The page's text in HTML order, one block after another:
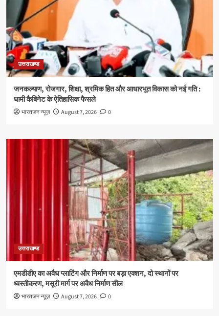
उत्तराखण्ड
जनकल्याण, रोजगार, शिक्षा, श्रमिक हित और आधारभूत विकास को नई गति :
धामी कैबिनेट के ऐतिहासिक फैसले
भारतजन न्यूज़ August 7, 2026 0
उत्तराखण्ड
एमडीडीए का अवैध प्लाटिंग और निर्माण पर बड़ा एक्शन, दो स्थानों पर
ध्वस्तीकरण, मसूरी मार्ग पर अवैध निर्माण सील
भारतजन न्यूज़ August 7, 2026 0